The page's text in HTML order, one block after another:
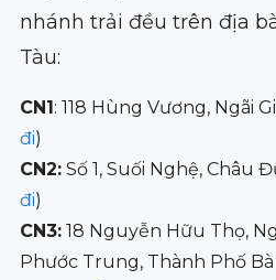
nhánh trải đều trên địa
Tàu:
CN1: 118 Hùng Vương, Ngãi
đi)
CN2:Số 1, Suối Nghệ, Châu
đi)
CN3:18 Nguyễn Hữu Thọ,
Phước Trung, Thành Phố Bà